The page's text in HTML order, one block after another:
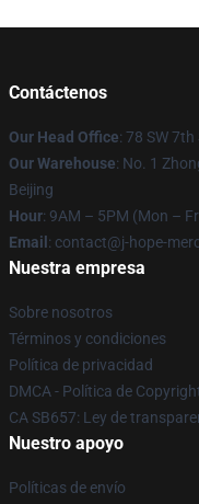
Contáctenos
Our Head Office: 78 SW
Our Warehouse: No. 1
Beijing
Hour: 9AM – 5PM (Mon –
Email : contact@j-hope-
Nuestra empresa
Sobre nosotros
Términos y condiciones
Política de privacidad
DMCA - Política de
CA SB657: Ley de
Nuestro apoyo
Políticas de envío